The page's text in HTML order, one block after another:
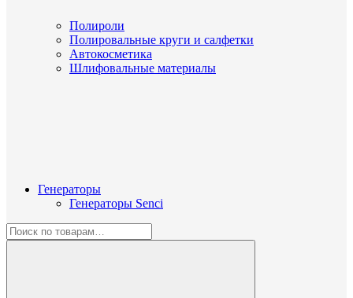
Полироли
Полировальные круги и салфетки
Автокосметика
Шлифовальные материалы
Генераторы
Генераторы Senci